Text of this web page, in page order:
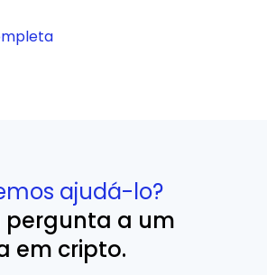
ajudá-lo?
pergunta a um
em cripto.